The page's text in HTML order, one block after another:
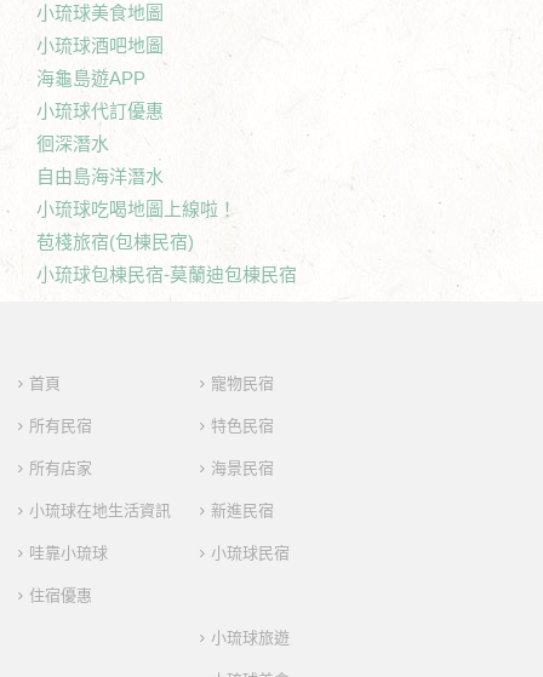
小琉球美食地圖
小琉球酒吧地圖
海龜島遊APP
小琉球代訂優惠
徊深潛水
自由島海洋潛水
小琉球吃喝地圖上線啦！
苞棧旅宿(包棟民宿)
小琉球包棟民宿-莫蘭迪包棟民宿
首頁
所有民宿
所有店家
小琉球在地生活資訊
哇靠小琉球
住宿優惠
寵物民宿
特色民宿
海景民宿
新進民宿
小琉球民宿
小琉球旅遊